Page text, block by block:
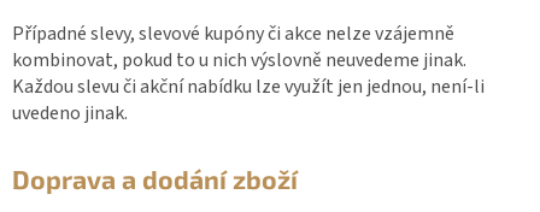
Případné slevy, slevové kupóny či akce nelze vzájemně
kombinovat, pokud to u nich výslovně neuvedeme jinak.
Každou slevu či akční nabídku lze využít jen jednou, není-li
uvedeno jinak.
Doprava a dodání zboží